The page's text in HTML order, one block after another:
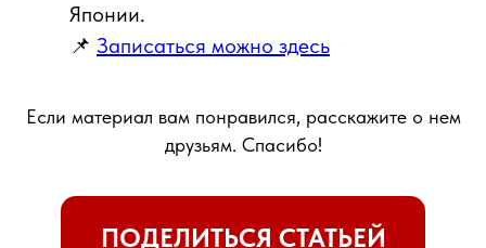
Японии.
📌 Записаться можно здесь
Если материал вам понравился, расскажите о нем
друзьям. Спасибо!